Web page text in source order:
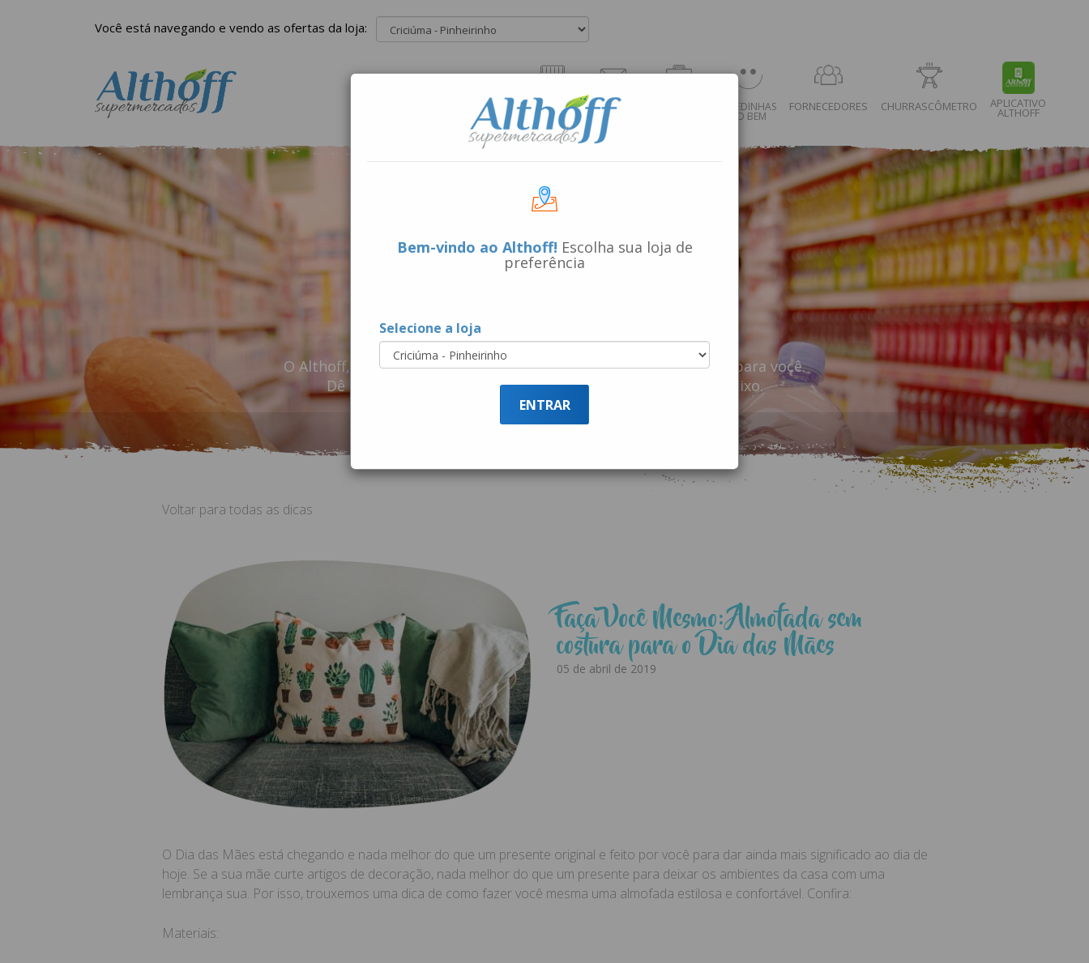
Você está navegando e vendo as ofertas da loja:
EMPRESA FALE
CONOSCO
MOEDINHAS
DO BEM
FORNECEDORES CHURRASCÔMETRO APLICATIVO
ALTHOFF
Dicas
O Althoff, preocupado com o seu bem estar, tem algumas dicas para você.
Dê uma espiadinha no que preparamos para você logo abaixo.
Voltar para todas as dicas
Faça Você Mesmo: Almofada sem
costura para o Dia das Mães
05 de abril de 2019
O Dia das Mães está chegando e nada melhor do que um presente original e feito por você para dar ainda mais significado ao dia de
hoje. Se a sua mãe curte artigos de decoração, nada melhor do que um presente para deixar os ambientes da casa com uma
lembrança sua. Por isso, trouxemos uma dica de como fazer você mesma uma almofada estilosa e confortável. Confira:
Materiais:
Bem-vindo ao Althoff! Escolha sua loja de
preferência
Selecione a loja
ENTRAR